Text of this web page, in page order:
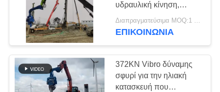
Μίνι οδηγός σωρών
εκσκαφέων
υδραυλική κίνηση,
απαλλαγμένη από
ρύπανση και αποδοτική
ΕΠΙΚΟΙΝΩΝΙΑ
372KN Vibro δύναμης
σφυρί για την ηλιακή
κατασκευή που